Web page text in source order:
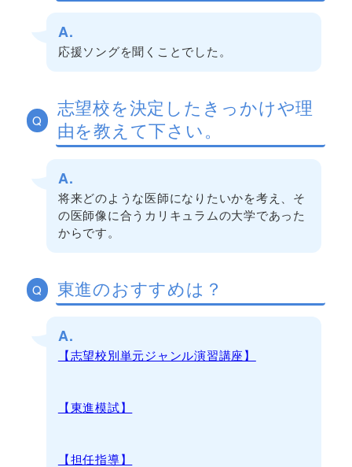
A.
応援ソングを聞くことでした。
Q
志望校を決定したきっかけや理
由を教えて下さい。
A.
将来どのような医師になりたいかを考え、そ
の医師像に合うカリキュラムの大学であった
からです。
Q 東進のおすすめは？
A.
【志望校別単元ジャンル演習講座】
【東進模試】
【担任指導】